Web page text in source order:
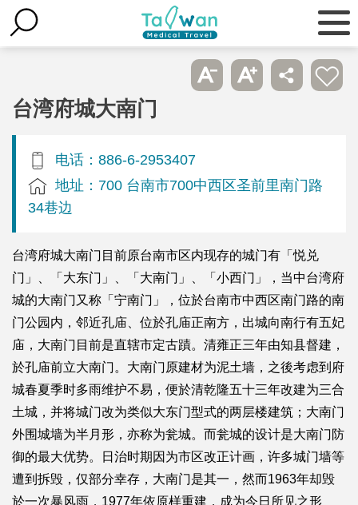
台湾府城大南门
电话：886-6-2953407
地址：700 台南市700中西区圣前里南门路
34巷边
台湾府城大南门目前原台南市区内现存的城门有「悦兑
门」、「大东门」、「大南门」、「小西门」，当中台湾府
城的大南门又称「宁南门」，位於台南市中西区南门路的南
门公园内，邻近孔庙、位於孔庙正南方，出城向南行有五妃
庙，大南门目前是直辖市定古蹟。清雍正三年由知县督建，
於孔庙前立大南门。大南门原建材为泥土墙，之後考虑到府
城春夏季时多雨维护不易，便於清乾隆五十三年改建为三合
土城，并将城门改为类似大东门型式的两层楼建筑；大南门
外围城墙为半月形，亦称为瓮城。而瓮城的设计是大南门防
御的最大优势。日治时期因为市区改正计画，许多城门墙等
遭到拆毁，仅部分幸存，大南门是其一，然而1963年却毁
於一次暴风雨，1977年依原样重建，成为今日所见之形